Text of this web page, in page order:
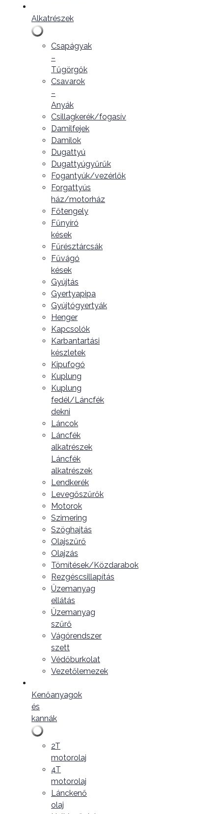
Alkatrészek
Csapágyak
–
Tűgörgők
Csavarok
–
Anyák
Csillagkerék/fogasív
Damilfejek
Damilok
Dugattyú
Dugattyúgyűrűk
Fogantyúk/vezérlők
Forgattyús
ház/motorház
Főtengely
Fűnyíró
kések
Fűrésztárcsák
Fűvágó
kések
Gyújtás
Gyertyapipa
Gyújtógyertyák
Henger
Kapcsolók
Karbantartási
készletek
Kipufogó
Kuplung
Kuplung
fedél/Láncfék
dekni
Láncok
Láncfék
alkatrészek
Láncfék
alkatrészek
Lendkerék
Levegőszűrők
Motorok
Szimering
Szöghajtás
Olajszűrő
Olajzás
Tömítések/Közdarabok
Rezgéscsillapítás
Üzemanyag
ellátás
Üzemanyag
szűrő
Vágórendszer
szett
Védőburkolat
Vezetőlemezek
Kenőanyagok
és
kannák
2T
motorolaj
4T
motorolaj
Lánckenő
olaj